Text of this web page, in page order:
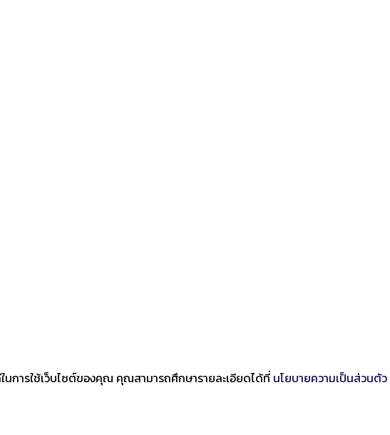
การใช้เว็บไซต์ของคุณ คุณสามารถศึกษารายละเอียดได้ที่ นโยบายความเป็นส่วนตัว